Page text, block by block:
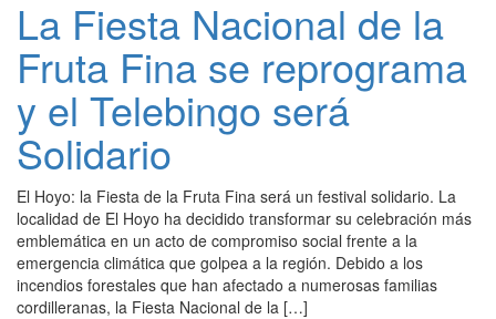
La Fiesta Nacional de la
Fruta Fina se reprograma
y el Telebingo será
Solidario
El Hoyo: la Fiesta de la Fruta Fina será un festival solidario. ​La
localidad de El Hoyo ha decidido transformar su celebración más
emblemática en un acto de compromiso social frente a la
emergencia climática que golpea a la región. Debido a los
incendios forestales que han afectado a numerosas familias
cordilleranas, la Fiesta Nacional de la […]